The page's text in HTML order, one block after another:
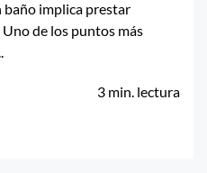
implica prestar
de los puntos más
3 min. lectura